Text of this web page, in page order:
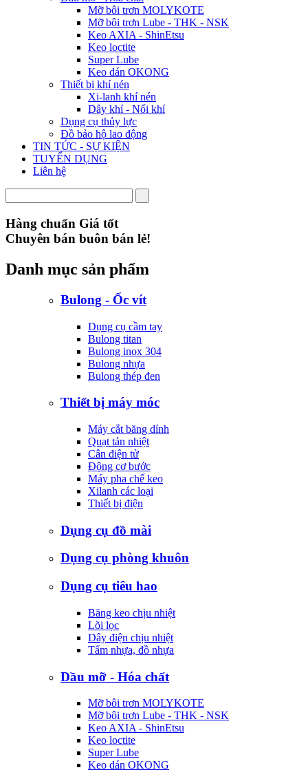
Mỡ bôi trơn MOLYKOTE
Mỡ bôi trơn Lube - THK - NSK
Keo AXIA - ShinEtsu
Keo loctite
Super Lube
Keo dán OKONG
Thiết bị khí nén
Xi-lanh khí nén
Dây khí - Nối khí
Dụng cụ thủy lực
Đồ bảo hộ lao động
TIN TỨC - SỰ KIỆN
TUYỂN DỤNG
Liên hệ
Hàng chuẩn Giá tốt
Chuyên bán buôn bán lẻ!
Danh mục sản phẩm
Bulong - Ốc vít
Dụng cụ cầm tay
Bulong titan
Bulong inox 304
Bulong nhựa
Bulong thép đen
Thiết bị máy móc
Máy cắt băng dính
Quạt tản nhiệt
Cân điện tử
Động cơ bước
Máy pha chế keo
Xilanh các loại
Thiết bị điện
Dụng cụ đồ mài
Dụng cụ phòng khuôn
Dụng cụ tiêu hao
Băng keo chịu nhiệt
Lõi lọc
Dây điện chịu nhiệt
Tấm nhựa, đồ nhựa
Dầu mỡ - Hóa chất
Mỡ bôi trơn MOLYKOTE
Mỡ bôi trơn Lube - THK - NSK
Keo AXIA - ShinEtsu
Keo loctite
Super Lube
Keo dán OKONG